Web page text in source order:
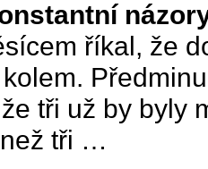
říkal, že
tři už by byly
tři …